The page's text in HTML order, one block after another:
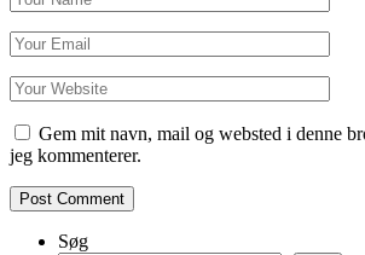
Gem mit navn, mail og websted i denne
jeg kommenterer.
Søg